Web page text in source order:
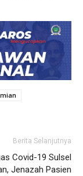
Berita Selanjutnya
Covid-19 Sulsel
Jenazah Pasien